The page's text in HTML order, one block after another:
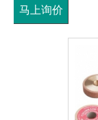
马上询价